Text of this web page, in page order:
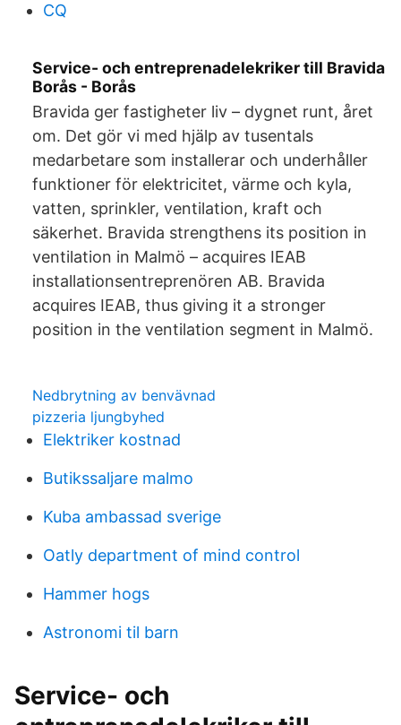
CQ
Service- och entreprenadelekriker till Bravida
Borås - Borås
Bravida ger fastigheter liv – dygnet runt, året
om. Det gör vi med hjälp av tusentals
medarbetare som installerar och underhåller
funktioner för elektricitet, värme och kyla,
vatten, sprinkler, ventilation, kraft och
säkerhet. Bravida strengthens its position in
ventilation in Malmö – acquires IEAB
installationsentreprenören AB. Bravida
acquires IEAB, thus giving it a stronger
position in the ventilation segment in Malmö.
Nedbrytning av benvävnad
pizzeria ljungbyhed
Elektriker kostnad
Butikssaljare malmo
Kuba ambassad sverige
Oatly department of mind control
Hammer hogs
Astronomi til barn
Service- och